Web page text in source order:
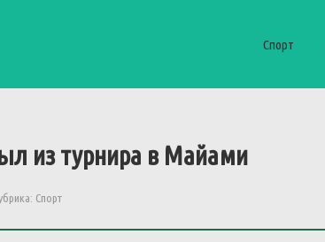
Спорт
из турнира в Майами
Спорт